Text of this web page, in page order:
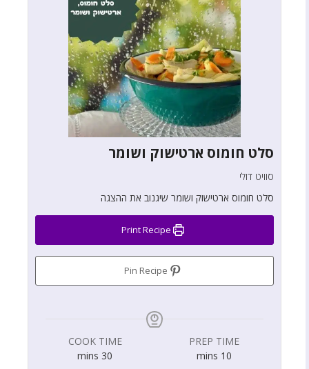
סלט חומוס ארטישוק ושומר
סוויט דולי
סלט חומוס ארטישוק ושומר שיגנוב את ההצגה
PREP TIME
10
mins
COOK TIME
30
mins